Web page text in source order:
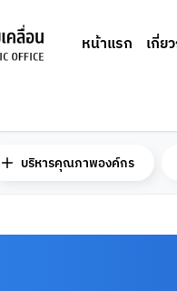
หน้าแรก เกี่ย
บริหารคุณภาพองค์กร